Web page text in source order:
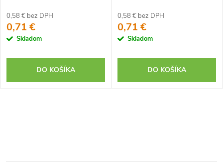
0,58 € bez DPH
0,71 €
Skladom
DO KOŠÍKA
0,58 € bez DPH
0,71 €
Skladom
DO KOŠÍKA